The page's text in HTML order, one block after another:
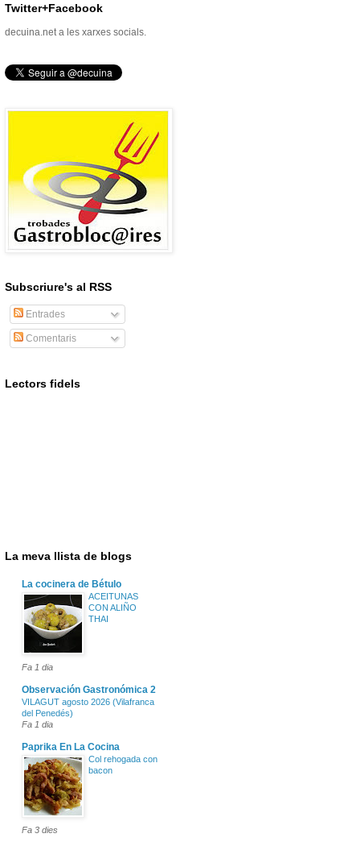
Twitter+Facebook
decuina.net a les xarxes socials.
Subscriure's al RSS
Entrades
Comentaris
Lectors fidels
La meva llista de blogs
La cocinera de Bétulo
ACEITUNAS
CON ALIÑO
THAI
Fa 1 dia
Observación Gastronómica 2
VILAGUT agosto 2026 (Vilafranca
del Penedés)
Fa 1 dia
Paprika En La Cocina
Col rehogada con
bacon
Fa 3 dies